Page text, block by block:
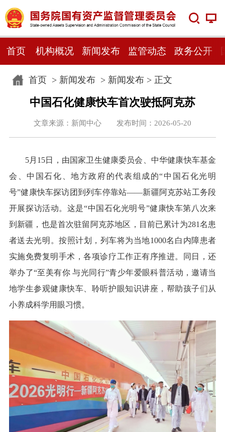
首页 机构概况 新闻发布 监管动态 政务公开
首页> 新闻发布> 新闻发布> 正文
中国石化健康快车首次驶抵阿克苏
文章来源：新闻中心 发布时间：2026-05-20
5月15日，由国家卫生健康委员会、中华健康快车基金
会、中国石化、地方政府的代表组成的“中国石化光明
号”健康快车探访团到列车停靠站——新疆阿克苏站工务段
开展探访活动。这是“中国石化光明号”健康快车第八次来
到新疆，也是首次驻留阿克苏地区，目前已累计为281名患
者送去光明。按照计划，列车将为当地1000名白内障患者
实施免费复明手术，各项诊疗工作正有序推进。同日，还
举办了“至美有你 与光同行”青少年爱眼科普活动，邀请当
地学生参观健康快车、聆听护眼知识讲座，帮助孩子们从
小养成科学用眼习惯。